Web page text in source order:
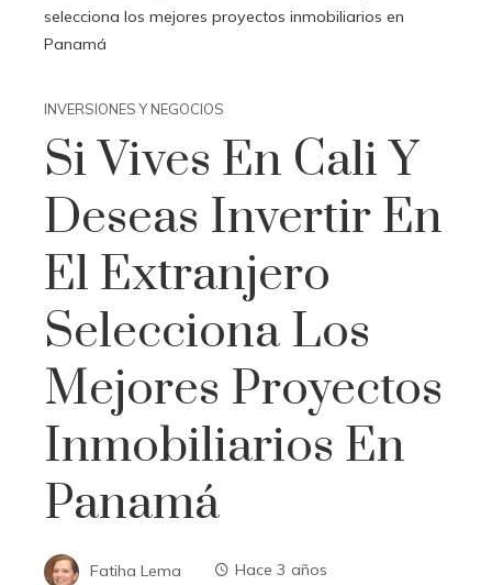
selecciona los mejores proyectos inmobiliarios en
Panamá
INVERSIONES Y NEGOCIOS
Si Vives En Cali Y
Deseas Invertir En
El Extranjero
Selecciona Los
Mejores Proyectos
Inmobiliarios En
Panamá
Fatiha Lema Hace 3 años